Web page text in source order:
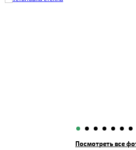
Посмотреть все